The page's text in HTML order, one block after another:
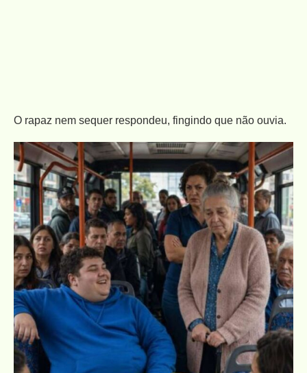
O rapaz nem sequer respondeu, fingindo que não ouvia.